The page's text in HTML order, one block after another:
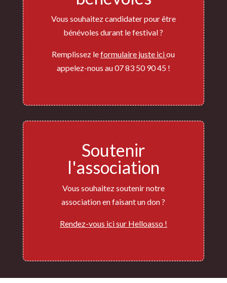
Vous souhaitez candidater pour être
bénévoles durant le festival ?
Remplissez leformulaire juste iciou
appelez-nous au 07 83 50 90 45 !
Soutenir
l'association
Vous souhaitez soutenir notre
association en faisant un don ?
Rendez-vous ici sur Helloasso !